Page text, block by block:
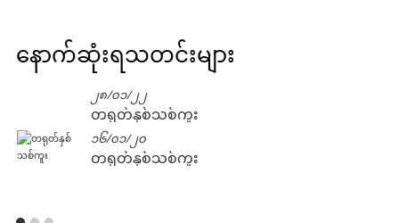
နောက်ဆုံးရသတင်းများ
၂၈/၀၁/၂၂
တရုတ်နှစ်သစ်ကူး
၁၆/၀၁/၂၀
တရုတ်နှစ်သစ်ကူး